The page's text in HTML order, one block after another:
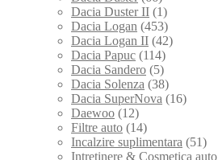
Dacia Duster II (1)
Dacia Logan (453)
Dacia Logan II (42)
Dacia Papuc (114)
Dacia Sandero (5)
Dacia Solenza (38)
Dacia SuperNova (16)
Daewoo (12)
Filtre auto (14)
Incalzire suplimentara (51)
Intretinere & Cosmetica auto